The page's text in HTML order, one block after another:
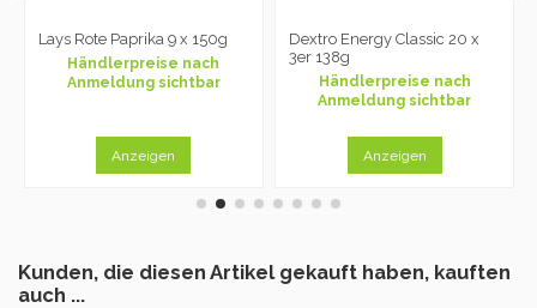
Lays Rote Paprika 9 x 150g
Händlerpreise nach
Anmeldung sichtbar
Anzeigen
Dextro Energy Classic 20 x
3er 138g
Händlerpreise nach
Anmeldung sichtbar
Anzeigen
Kunden, die diesen Artikel gekauft haben, kauften
auch ...